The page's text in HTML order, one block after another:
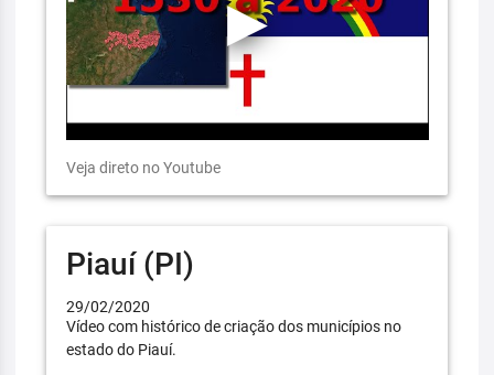
Veja direto no Youtube
Piauí (PI)
29/02/2020
Vídeo com histórico de criação dos municípios no
estado do Piauí.